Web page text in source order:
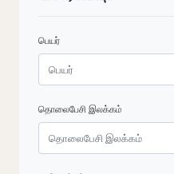
பெயர்
தொலைபேசி இலக்கம்